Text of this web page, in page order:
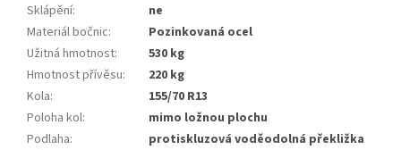
Sklápění:
ne
Materiál bočnic:
Pozinkovaná ocel
Užitná hmotnost:
530 kg
Hmotnost přívěsu:
220 kg
Kola:
155/70 R13
Poloha kol:
mimo ložnou plochu
Podlaha:
protiskluzová voděodolná překližka